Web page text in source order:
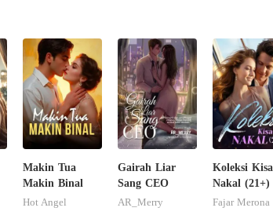
Makin Tua
Makin Binal
Hot Angel
Gairah Liar
Sang CEO
AR_Merry
Koleksi
Nakal (21+)
Fajar Merona